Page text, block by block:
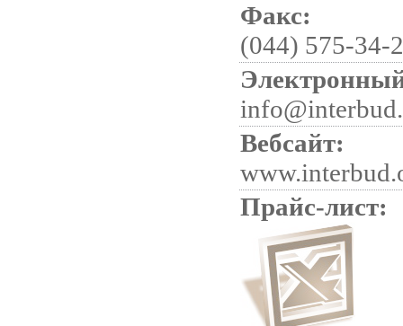
Факс:
(044) 575-34-
Вебсайт:
Прайс-лист: